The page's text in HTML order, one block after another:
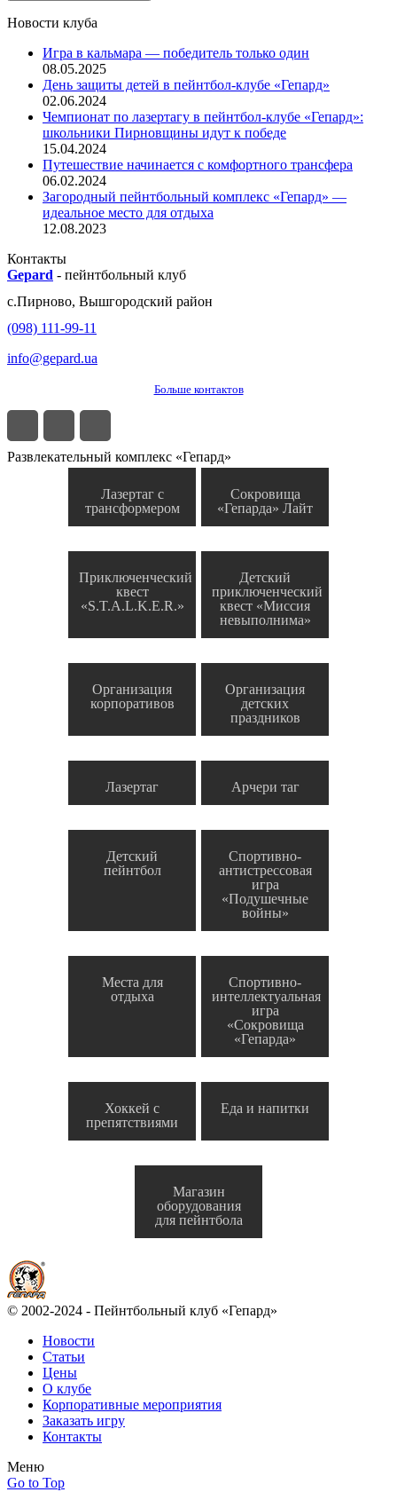
Новости клуба
Игра в кальмара — победитель только один
08.05.2025
День защиты детей в пейнтбол-клубе «Гепард»
02.06.2024
Чемпионат по лазертагу в пейнтбол-клубе «Гепард»:
школьники Пирновщины идут к победе
15.04.2024
Путешествие начинается с комфортного трансфера
06.02.2024
Загородный пейнтбольный комплекс «Гепард» —
идеальное место для отдыха
12.08.2023
Контакты
Gepard - пейнтбольный клуб
с.Пирново, Вышгородский район
(098) 111-99-11
info@gepard.ua
Больше контактов
Развлекательный комплекс «Гепард»
Лазертаг с
трансформером
Сокровища
«Гепарда» Лайт
Приключенческий
квест
«S.T.A.L.K.E.R.»
Детский
приключенческий
квест «Миссия
невыполнима»
Организация
корпоративов
Организация
детских
праздников
Лазертаг Арчери таг
Детский
пейнтбол
Спортивно-
антистрессовая
игра
«Подушечные
войны»
Места для
отдыха
Спортивно-
интеллектуальная
игра
«Сокровища
«Гепарда»
Хоккей с
препятствиями
Еда и напитки
Магазин
оборудования
для пейнтбола
© 2002-2024 - Пейнтбольный клуб «Гепард»
Новости
Статьи
Цены
О клубе
Корпоративные мероприятия
Заказать игру
Контакты
Меню
Go to Top